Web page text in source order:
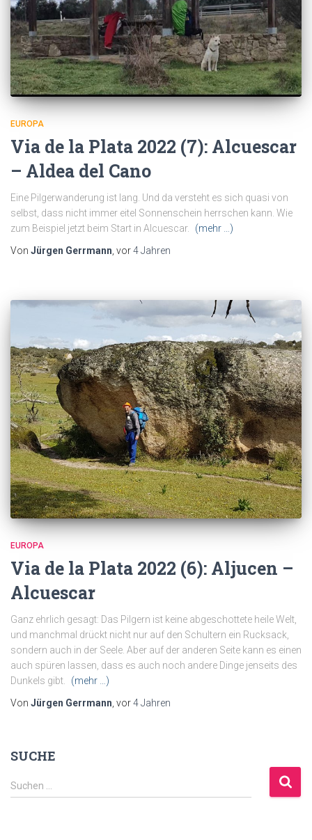
EUROPA
Via de la Plata 2022 (7): Alcuescar
– Aldea del Cano
Eine Pilgerwanderung ist lang. Und da versteht es sich quasi von
selbst, dass nicht immer eitel Sonnenschein herrschen kann. Wie
zum Beispiel jetzt beim Start in Alcuescar.
(mehr …)
Von Jürgen Gerrmann , vor4 Jahren
EUROPA
Via de la Plata 2022 (6): Aljucen –
Alcuescar
Ganz ehrlich gesagt: Das Pilgern ist keine abgeschottete heile Welt,
und manchmal drückt nicht nur auf den Schultern ein Rucksack,
sondern auch in der Seele. Aber auf der anderen Seite kann es einen
auch spüren lassen, dass es auch noch andere Dinge jenseits des
Dunkels gibt.
(mehr …)
Von Jürgen Gerrmann , vor4 Jahren
SUCHE
S
u
Suchen …